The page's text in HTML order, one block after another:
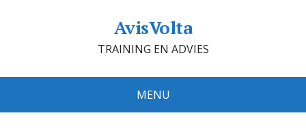
AvisVolta
TRAINING EN ADVIES
MENU